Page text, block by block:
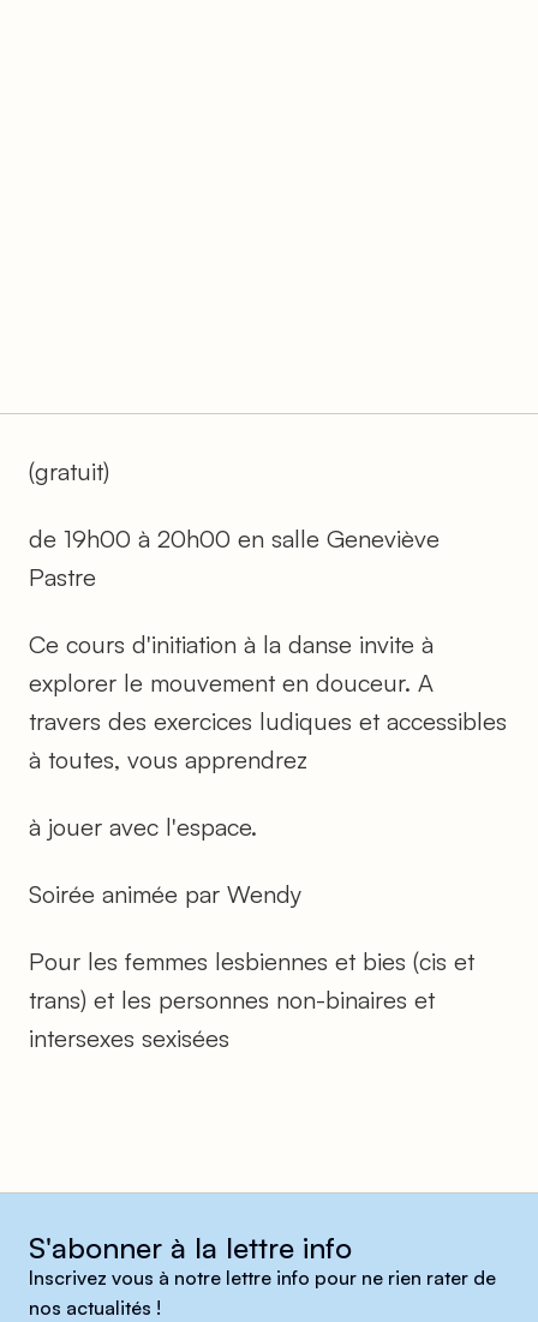
(gratuit)
de 19h00 à 20h00 en salle Geneviève
Pastre
Ce cours d'initiation à la danse invite à
explorer le mouvement en douceur. A
travers des exercices ludiques et accessibles
à toutes, vous apprendrez
à jouer avec l'espace.
Soirée animée par Wendy
Pour les femmes lesbiennes et bies (cis et
trans) et les personnes non-binaires et
intersexes sexisées
S'abonner à la lettre info
Inscrivez vous à notre lettre info pour ne rien rater de
nos actualités !